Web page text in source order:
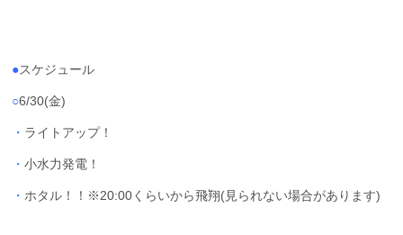
●スケジュール
○6/30(金)
・ ライトアップ！
・小水力発電！
・ ホタル！！※20:00くらいから飛翔(見られない場合があります)